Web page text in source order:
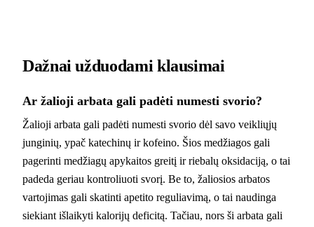
Dažnai užduodami klausimai
Ar žalioji arbata gali padėti numesti svorio?
Žalioji arbata gali padėti numesti svorio dėl savo veikliųjų
junginių, ypač katechinų ir kofeino. Šios medžiagos gali
pagerinti medžiagų apykaitos greitį ir riebalų oksidaciją, o tai
padeda geriau kontroliuoti svorį. Be to, žaliosios arbatos
vartojimas gali skatinti apetito reguliavimą, o tai naudinga
siekiant išlaikyti kalorijų deficitą. Tačiau, nors ši arbata gali